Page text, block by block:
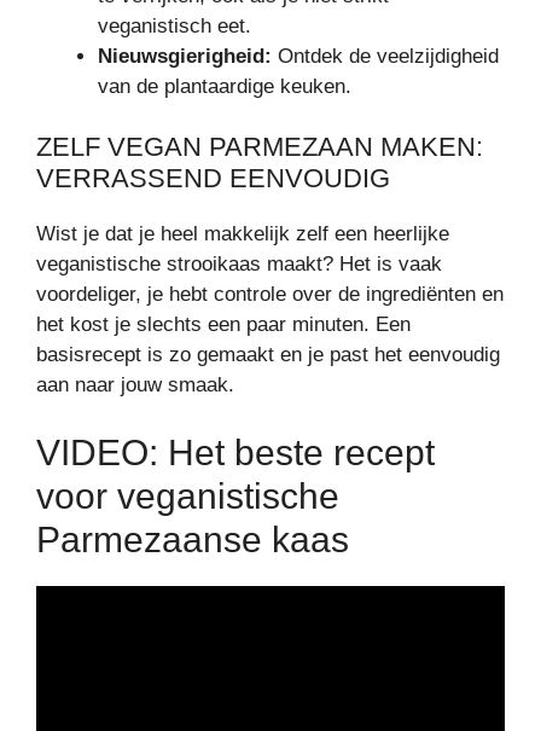
veganistisch eet.
Nieuwsgierigheid: Ontdek de veelzijdigheid
van de plantaardige keuken.
ZELF VEGAN PARMEZAAN MAKEN:
VERRASSEND EENVOUDIG
Wist je dat je heel makkelijk zelf een heerlijke
veganistische strooikaas maakt? Het is vaak
voordeliger, je hebt controle over de ingrediënten en
het kost je slechts een paar minuten. Een
basisrecept is zo gemaakt en je past het eenvoudig
aan naar jouw smaak.
VIDEO: Het beste recept
voor veganistische
Parmezaanse kaas